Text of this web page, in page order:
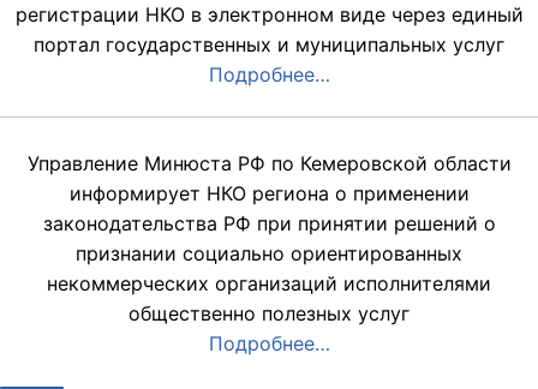
регистрации НКО в электронном виде через единый
портал государственных и муниципальных услуг
Подробнее…
Управление Минюста РФ по Кемеровской области
информирует НКО региона о применении
законодательства РФ при принятии решений о
признании социально ориентированных
некоммерческих организаций исполнителями
общественно полезных услуг
Подробнее…